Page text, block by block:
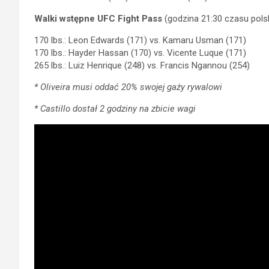
Walki wstępne UFC Fight Pass (godzina 21:30 czasu
170 lbs.: Leon Edwards (171) vs. Kamaru Usman (171)
170 lbs.: Hayder Hassan (170) vs. Vicente Luque (171)
265 lbs.: Luiz Henrique (248) vs. Francis Ngannou (254)
* Oliveira musi oddać 20% swojej gaży rywalowi
* Castillo dostał 2 godziny na zbicie wagi